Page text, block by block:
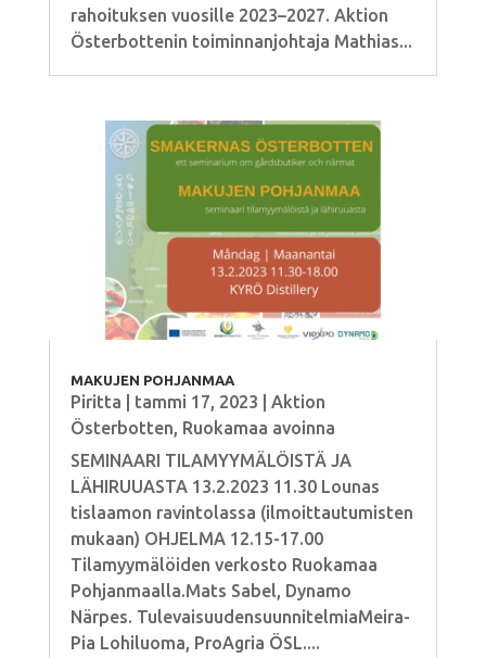
rahoituksen vuosille 2023–2027. Aktion
Österbottenin toiminnanjohtaja Mathias...
MAKUJEN POHJANMAA
Piritta tammi 17, 2023
Aktion
Österbotten, Ruokamaa avoinna
SEMINAARI TILAMYYMÄLÖISTÄ JA
LÄHIRUUASTA 13.2.2023 11.30 Lounas
tislaamon ravintolassa (ilmoittautumisten
mukaan) OHJELMA 12.15-17.00
Tilamyymälöiden verkosto Ruokamaa
Pohjanmaalla.Mats Sabel, Dynamo
Närpes. TulevaisuudensuunnitelmiaMeira-
Pia Lohiluoma, ProAgria ÖSL....